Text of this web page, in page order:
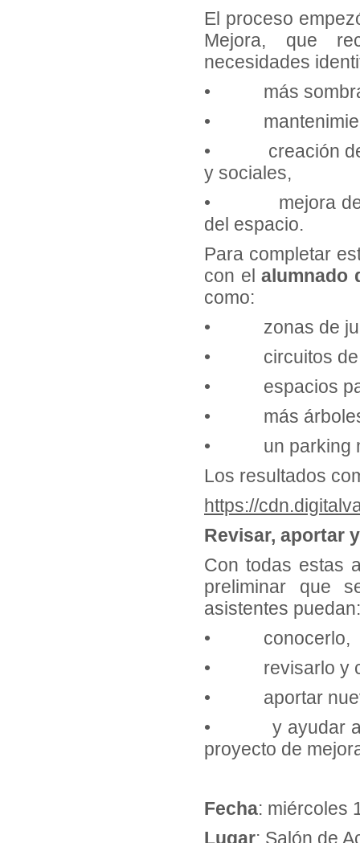
El proceso
Mejora, que
necesidades
• más sombra,
•
• creación de
y sociales,
• mejora de la
del espacio.
Para completar
con el alumnado
como:
• zonas de
• circuitos de
• espacios para
• más árboles,
• un parking
Los resultados
https://
Revisar, aportar
Con todas estas
preliminar que
asistentes puedan:
• conocerlo,
• revisarlo y
• aportar
• y ayudar a
proyecto de
Fecha: miércoles
Lugar: Salón de